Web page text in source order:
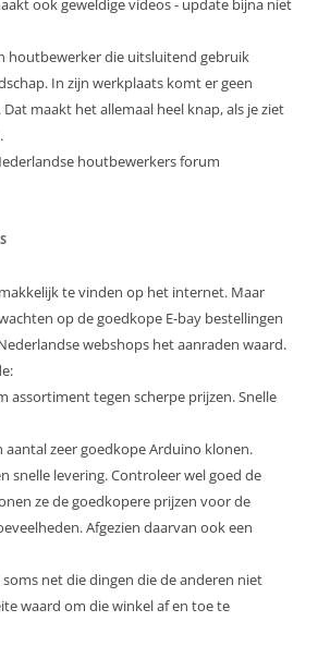
houtbewerker die uitsluitend gebruik
In zijn werkplaats komt er geen
maakt het allemaal heel knap, als je ziet
houtbewerkers forum
te vinden op het internet. Maar
op de goedkope E-bay bestellingen
webshops het aanraden waard.
assortiment tegen scherpe prijzen. Snelle
aantal zeer goedkope Arduino klonen.
snelle levering. Controleer wel goed de
ze de goedkopere prijzen voor de
Afgezien daarvan ook een
soms net die dingen die de anderen niet
waard om die winkel af en toe te